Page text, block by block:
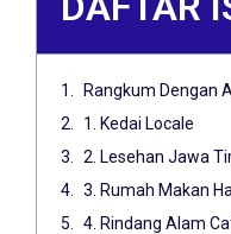
Rangkum Dengan
1. Kedai Locale
2. Lesehan Jawa
3. Rumah Makan
4. Rindang Alam